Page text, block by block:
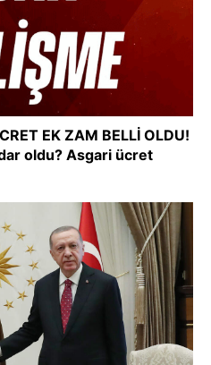
EK ZAM BELLİ OLDU!
oldu? Asgari ücret